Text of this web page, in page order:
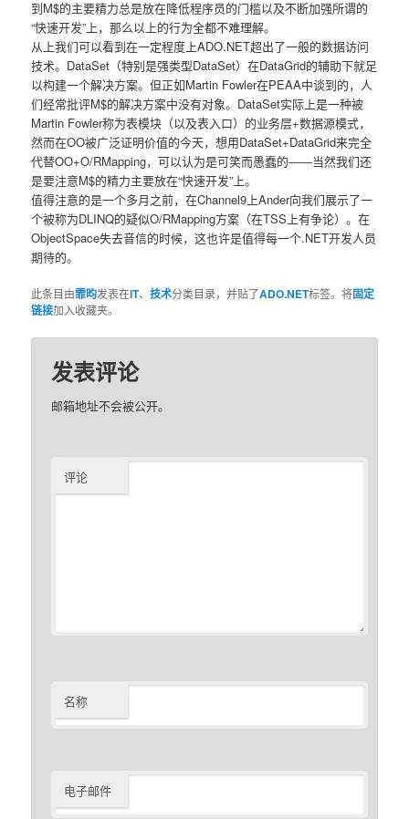
到M$的主要精力总是放在降低程序员的门槛以及不断加强所谓的
“快速开发”上，那么以上的行为全都不难理解。
从上我们可以看到在一定程度上ADO.NET超出了一般的数据访问
技术。DataSet（特别是强类型DataSet）在DataGrid的辅助下就足
以构建一个解决方案。但正如Martin Fowler在PEAA中谈到的，人
们经常批评M$的解决方案中没有对象。DataSet实际上是一种被
Martin Fowler称为表模块（以及表入口）的业务层+数据源模式，
然而在OO被广泛证明价值的今天，想用DataSet+DataGrid来完全
代替OO+O/RMapping，可以认为是可笑而愚蠢的――当然我们还
是要注意M$的精力主要放在“快速开发”上。
值得注意的是一个多月之前，在Channel9上Ander向我们展示了一
个被称为DLINQ的疑似O/RMapping方案（在TSS上有争论）。在
ObjectSpace失去音信的时候，这也许是值得每一个.NET开发人员
期待的。
此条目由霏昀发表在IT、技术分类目录，并贴了ADO.NET标签。将固定
链接加入收藏夹。
发表评论
邮箱地址不会被公开。
评论
名称
电子邮件